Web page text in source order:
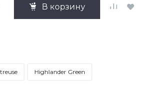
В корзину
Highlander Green